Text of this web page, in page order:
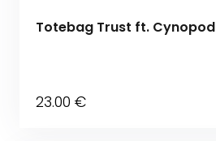
Totebag Trust ft. Cynopod
23.00 €